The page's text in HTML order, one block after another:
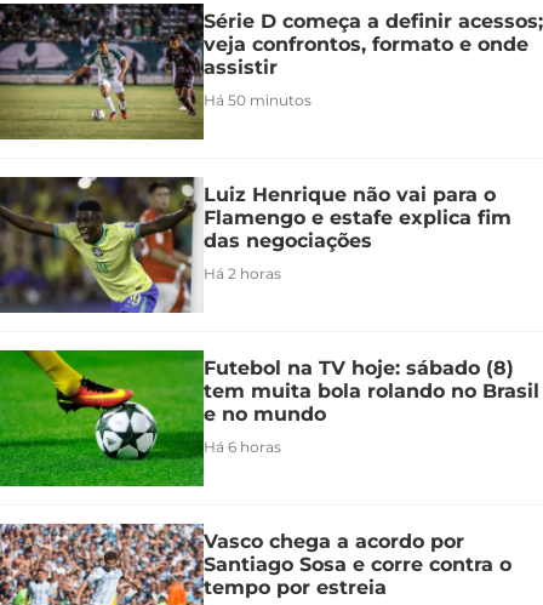
Série D começa a definir acessos;
veja confrontos, formato e onde
assistir
Há 50 minutos
Luiz Henrique não vai para o
Flamengo e estafe explica fim
das negociações
Há 2 horas
Futebol na TV hoje: sábado (8)
tem muita bola rolando no Brasil
e no mundo
Há 6 horas
Vasco chega a acordo por
Santiago Sosa e corre contra o
tempo por estreia